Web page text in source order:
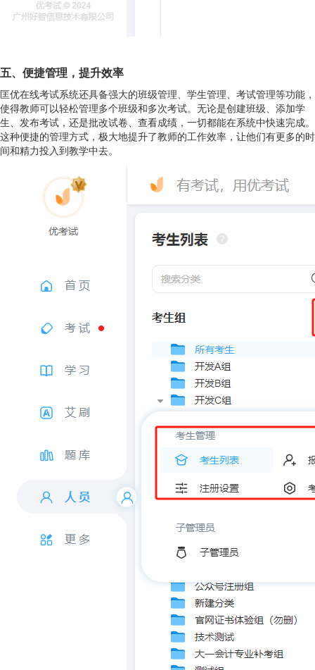
五、便捷管理，提升效率
匡优在线考试系统还具备强大的班级管理、学生管理、考试管理等功能，
使得教师可以轻松管理多个班级和多次考试。无论是创建班级、添加学
生、发布考试，还是批改试卷、查看成绩，一切都能在系统中快速完成。
这种便捷的管理方式，极大地提升了教师的工作效率，让他们有更多的时
间和精力投入到教学中去。